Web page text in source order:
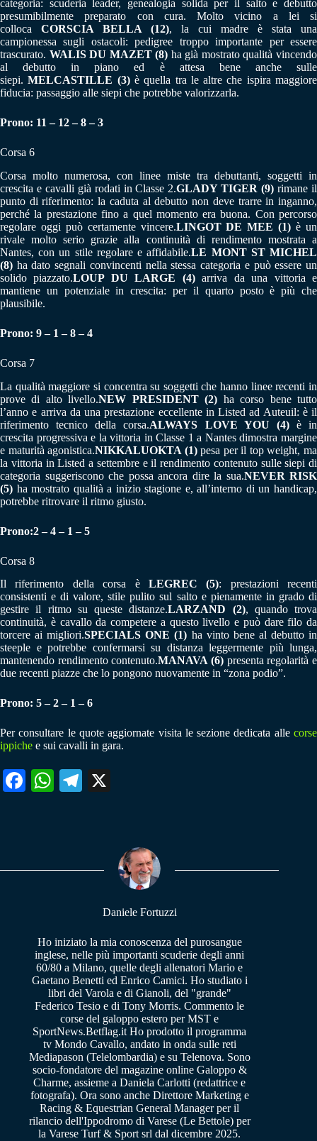
categoria: scuderia leader, genealogia solida per il salto e debutto
presumibilmente preparato con cura. Molto vicino a lei si
colloca CORSCIA BELLA (12), la cui madre è stata una
campionessa sugli ostacoli: pedigree troppo importante per essere
trascurato. WALIS DU MAZET (8) ha già mostrato qualità vincendo
al debutto in piano ed è attesa bene anche sulle
siepi.MELCASTILLE (3)è quella tra le altre che ispira maggiore
fiducia: passaggio alle siepi che potrebbe valorizzarla.
Prono: 11 – 12 – 8 – 3
Corsa 6
Corsa molto numerosa, con linee miste tra debuttanti, soggetti in
crescita e cavalli già rodati in Classe 2.GLADY TIGER (9) rimane il
punto di riferimento: la caduta al debutto non deve trarre in inganno,
perché la prestazione fino a quel momento era buona. Con percorso
regolare oggi può certamente vincere.LINGOT DE MEE (1) è un
rivale molto serio grazie alla continuità di rendimento mostrata a
Nantes, con un stile regolare e affidabile.LE MONT ST MICHEL
(8) ha dato segnali convincenti nella stessa categoria e può essere un
solido piazzato.LOUP DU LARGE (4)arriva da una vittoria e
mantiene un potenziale in crescita: per il quarto posto è più che
plausibile.
Prono: 9 – 1 – 8 – 4
Corsa 7
La qualità maggiore si concentra su soggetti che hanno linee recenti in
prove di alto livello.NEW PRESIDENT (2) ha corso bene tutto
l’anno e arriva da una prestazione eccellente in Listed ad Auteuil: è il
riferimento tecnico della corsa.ALWAYS LOVE YOU (4)è in
crescita progressiva e la vittoria in Classe 1 a Nantes dimostra margine
e maturità agonistica.NIKKALUOKTA (1)pesa per il top weight, ma
la vittoria in Listed a settembre e il rendimento contenuto sulle siepi di
categoria suggeriscono che possa ancora dire la sua.NEVER RISK
(5) ha mostrato qualità a inizio stagione e, all’interno di un handicap,
potrebbe ritrovare il ritmo giusto.
Prono:2 – 4 – 1 – 5
Corsa 8
Il riferimento della corsa è LEGREC (5): prestazioni recenti
consistenti e di valore, stile pulito sul salto e pienamente in grado di
gestire il ritmo su queste distanze.LARZAND (2), quando trova
continuità, è cavallo da competere a questo livello e può dare filo da
torcere ai migliori.SPECIALS ONE (1) ha vinto bene al debutto in
steeple e potrebbe confermarsi su distanza leggermente più lunga,
mantenendo rendimento contenuto.MANAVA (6) presenta regolarità e
due recenti piazze che lo pongono nuovamente in “zona podio”.
Prono: 5 – 2 – 1 – 6
Per consultare le quote aggiornate visita le sezione dedicata alle corse
ippiche e sui cavalli in gara.
Fa W
pp
Te
m
Daniele Fortuzzi
Ho iniziato la mia conoscenza del purosangue
inglese, nelle più importanti scuderie degli anni
60/80 a Milano, quelle degli allenatori Mario e
Gaetano Benetti ed Enrico Camici. Ho studiato i
libri del Varola e di Gianoli, del "grande"
Federico Tesio e di Tony Morris. Commento le
corse del galoppo estero per MST e
SportNews.Betflag.it Ho prodotto il programma
tv Mondo Cavallo, andato in onda sulle reti
Mediapason (Telelombardia) e su Telenova. Sono
socio-fondatore del magazine online Galoppo &
Charme, assieme a Daniela Carlotti (redattrice e
fotografa). Ora sono anche Direttore Marketing e
Racing & Equestrian General Manager per il
rilancio dell'Ippodromo di Varese (Le Bettole) per
la Varese Turf & Sport srl dal dicembre 2025.